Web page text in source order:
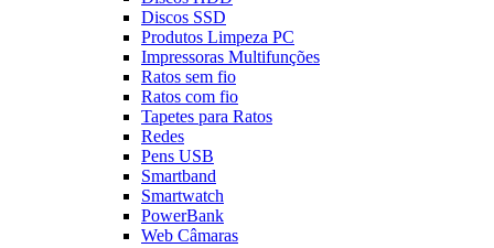
Discos SSD
Produtos Limpeza PC
Impressoras Multifunções
Ratos sem fio
Ratos com fio
Tapetes para Ratos
Redes
Pens USB
Smartband
Smartwatch
PowerBank
Web Câmaras